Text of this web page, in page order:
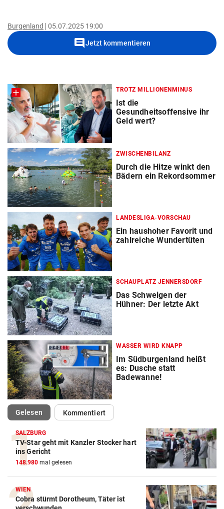
Burgenland 05.07.2025 19:00
commentJetzt kommentieren
TROTZ MILLIONENMINUS
Ist die
Gesundheitsoffensive ihr
Geld wert?
ZWISCHENBILANZ
Durch die Hitze winkt den
Bädern ein Rekordsommer
LANDESLIGA-VORSCHAU
Ein haushoher Favorit und
zahlreiche Wundertüten
SCHAUPLATZ JENNERSDORF
Das Schweigen der
Hühner: Der letzte Akt
WASSER WIRD KNAPP
Im Südburgenland heißt
es: Dusche statt
Badewanne!
Gelesen(ausgewählt)Kommentiert
SALZBURG
TV-Star geht mit Kanzler Stocker hart
ins Gericht
148.980 mal gelesen
WIEN
Cobra stürmt Dorotheum, Täter ist